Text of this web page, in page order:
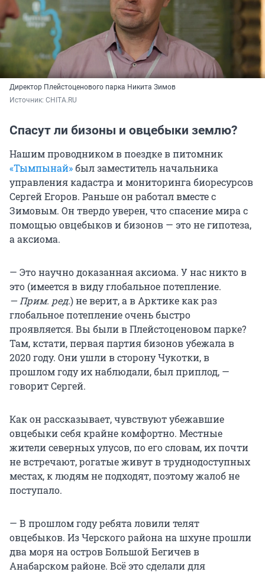
Директор Плейстоценового парка Никита Зимов
Источник: CHITA.RU
Спасут ли бизоны и овцебыки землю?
Нашим проводником в поездке в питомник
«Тымпынай»был заместитель начальника
управления кадастра и мониторинга биоресурсов
Сергей Егоров. Раньше он работал вместе с
Зимовым. Он твердо уверен, что спасение мира с
помощью овцебыков и бизонов — это не гипотеза,
а аксиома.
— Это научно доказанная аксиома. У нас никто в
это (имеется в виду глобальное потепление.
— Прим. ред.) не верит, а в Арктике как раз
глобальное потепление очень быстро
проявляется. Вы были в Плейстоценовом парке?
Там, кстати, первая партия бизонов убежала в
2020 году. Они ушли в сторону Чукотки, в
прошлом году их наблюдали, был приплод, —
говорит Сергей.
Как он рассказывает, чувствуют убежавшие
овцебыки себя крайне комфортно. Местные
жители северных улусов, по его словам, их почти
не встречают, рогатые живут в труднодоступных
местах, к людям не подходят, поэтому жалоб не
поступало.
— В прошлом году ребята ловили телят
овцебыков. Из Черского района на шхуне прошли
два моря на остров Большой Бегичев в
Анабарском районе. Всё это сделали для